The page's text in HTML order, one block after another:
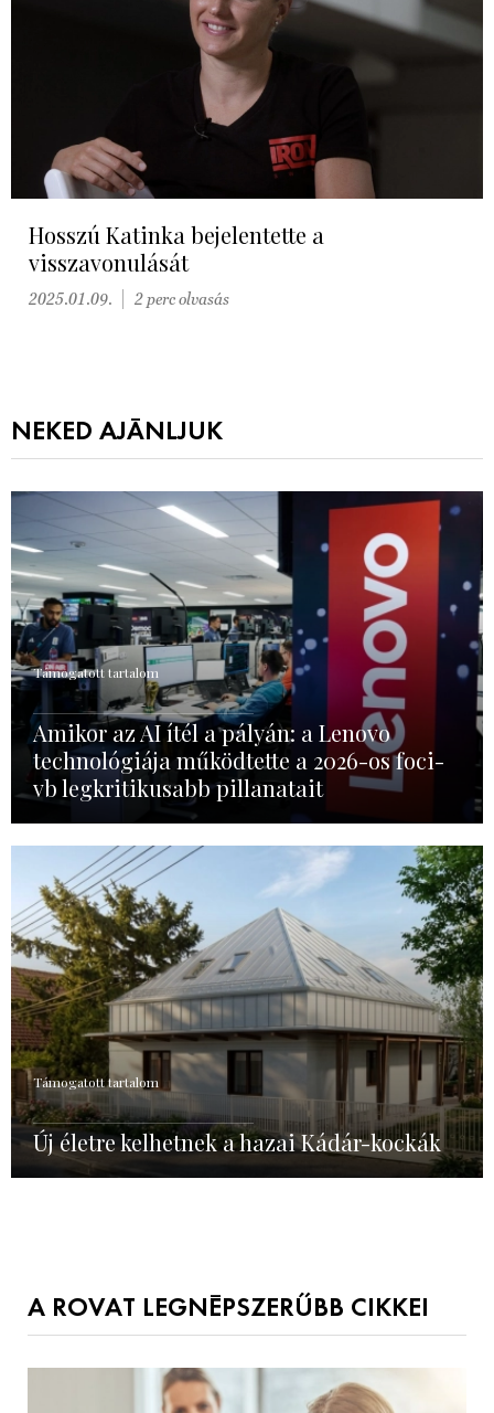
Hosszú Katinka bejelentette a
visszavonulását
2025.01.09. 2 perc olvasás
NEKED AJÁNLJUK
Támogatott tartalom
Amikor az AI ítél a pályán: a Lenovo
technológiája működtette a 2026-os foci-
vb legkritikusabb pillanatait
Támogatott tartalom
Új életre kelhetnek a hazai Kádár-kockák
A ROVAT LEGNÉPSZERŰBB CIKKEI